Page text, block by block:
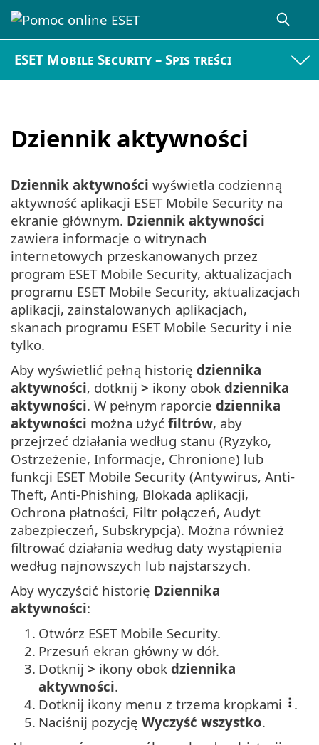
ESET Mobile Security – Spis treści
Dziennik aktywności
Dziennik aktywności wyświetla codzienną
aktywność aplikacji ESET Mobile Security na
ekranie głównym. Dziennik aktywności
zawiera informacje o witrynach
internetowych przeskanowanych przez
program ESET Mobile Security, aktualizacjach
programu ESET Mobile Security, aktualizacjach
aplikacji, zainstalowanych aplikacjach,
skanach programu ESET Mobile Security i nie
tylko.
Aby wyświetlić pełną historię dziennika
aktywności, dotknij > ikony obok dziennika
aktywności. W pełnym raporcie dziennika
aktywności można użyć filtrów, aby
przejrzeć działania według stanu (Ryzyko,
Ostrzeżenie, Informacje, Chronione) lub
funkcji ESET Mobile Security (Antywirus, Anti-
Theft, Anti-Phishing, Blokada aplikacji,
Ochrona płatności, Filtr połączeń, Audyt
zabezpieczeń, Subskrypcja). Można również
filtrować działania według daty wystąpienia
według najnowszych lub najstarszych.
Aby wyczyścić historię Dziennika
aktywności:
1. Otwórz ESET Mobile Security.
2. Przesuń ekran główny w dół.
3. Dotknij > ikony obok dziennika
aktywności.
4. Dotknij ikony menu z trzema kropkami
.
5. Naciśnij pozycję Wyczyść wszystko.